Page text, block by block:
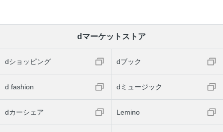
dマーケットストア
dショッピング dブック
d fashion dミュージック
dカーシェア Lemino